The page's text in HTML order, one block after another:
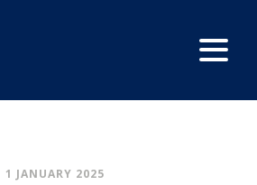
1 JANUARY 2025